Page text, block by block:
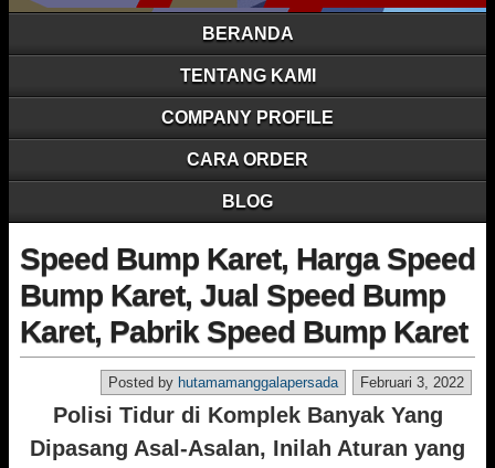
BERANDA
TENTANG KAMI
COMPANY PROFILE
CARA ORDER
BLOG
Speed Bump Karet, Harga Speed
Bump Karet, Jual Speed Bump
Karet, Pabrik Speed Bump Karet
Februari 3, 2022
Posted by hutamamanggalapersada
Polisi Tidur di Komplek Banyak Yang
Dipasang Asal-Asalan, Inilah Aturan yang